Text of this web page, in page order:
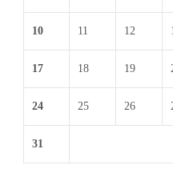
10 11 12
17 18 19
24 25 26
31